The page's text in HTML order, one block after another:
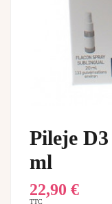
Pileje
ml
22,90 €
TTC